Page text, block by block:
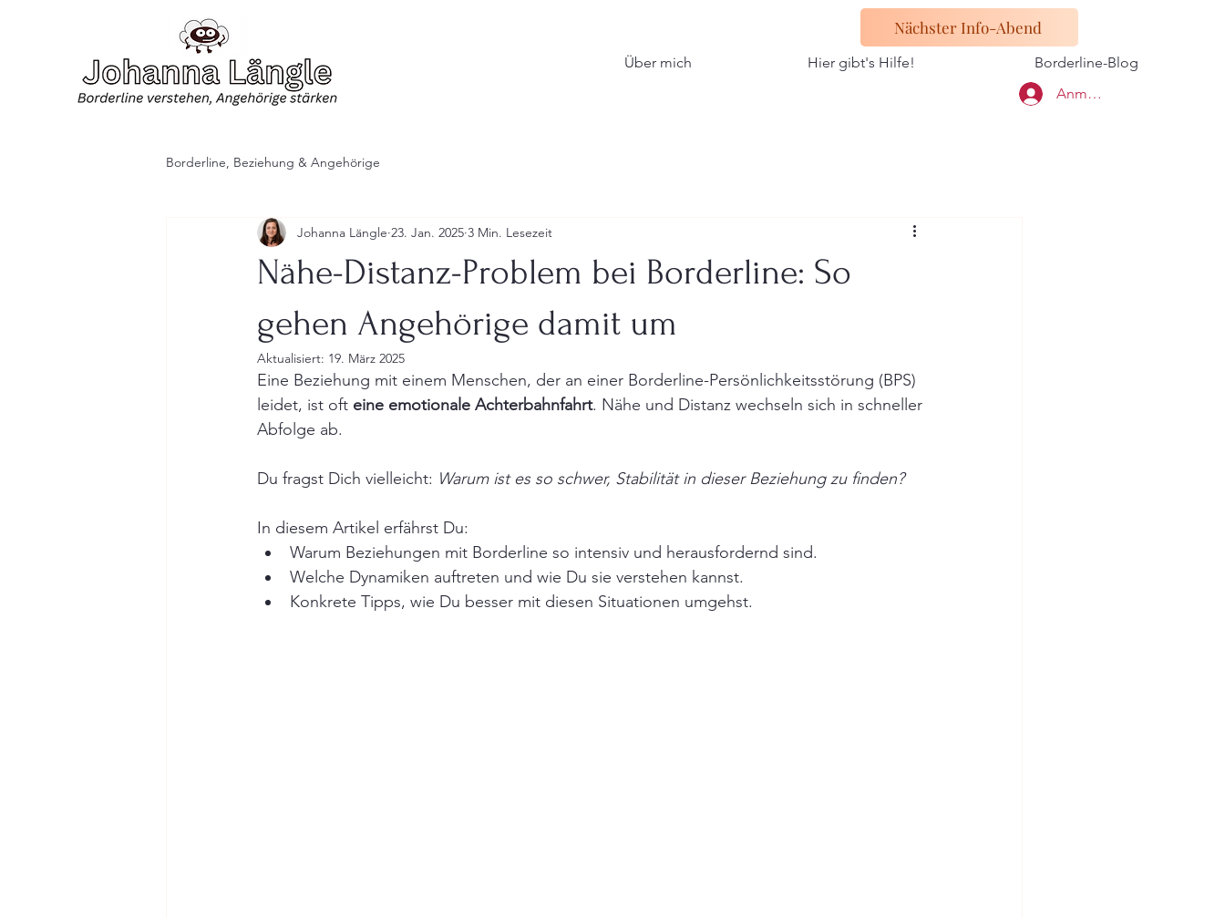
Über mich Hier gibt's Hilfe!
Borderline-Blog
Anmelden
Nächster Info-Abend
Borderline, Beziehung & Angehörige
Nähe-Distanz-Problem bei Borderline: So
gehen Angehörige damit um
Johanna Längle 23. Jan. 2025 3 Min. Lesezeit
Aktualisiert: 19. März 2025
Eine Beziehung mit einem Menschen, der an einer Borderline-Persönlichkeitsstörung (BPS)
leidet, ist oft eine emotionale Achterbahnfahrt. Nähe und Distanz wechseln sich in schneller
Abfolge ab.
Du fragst Dich vielleicht: Warum ist es so schwer, Stabilität in dieser Beziehung zu finden?
In diesem Artikel erfährst Du:
Warum Beziehungen mit Borderline so intensiv und herausfordernd sind.
Welche Dynamiken auftreten und wie Du sie verstehen kannst.
Konkrete Tipps, wie Du besser mit diesen Situationen umgehst.